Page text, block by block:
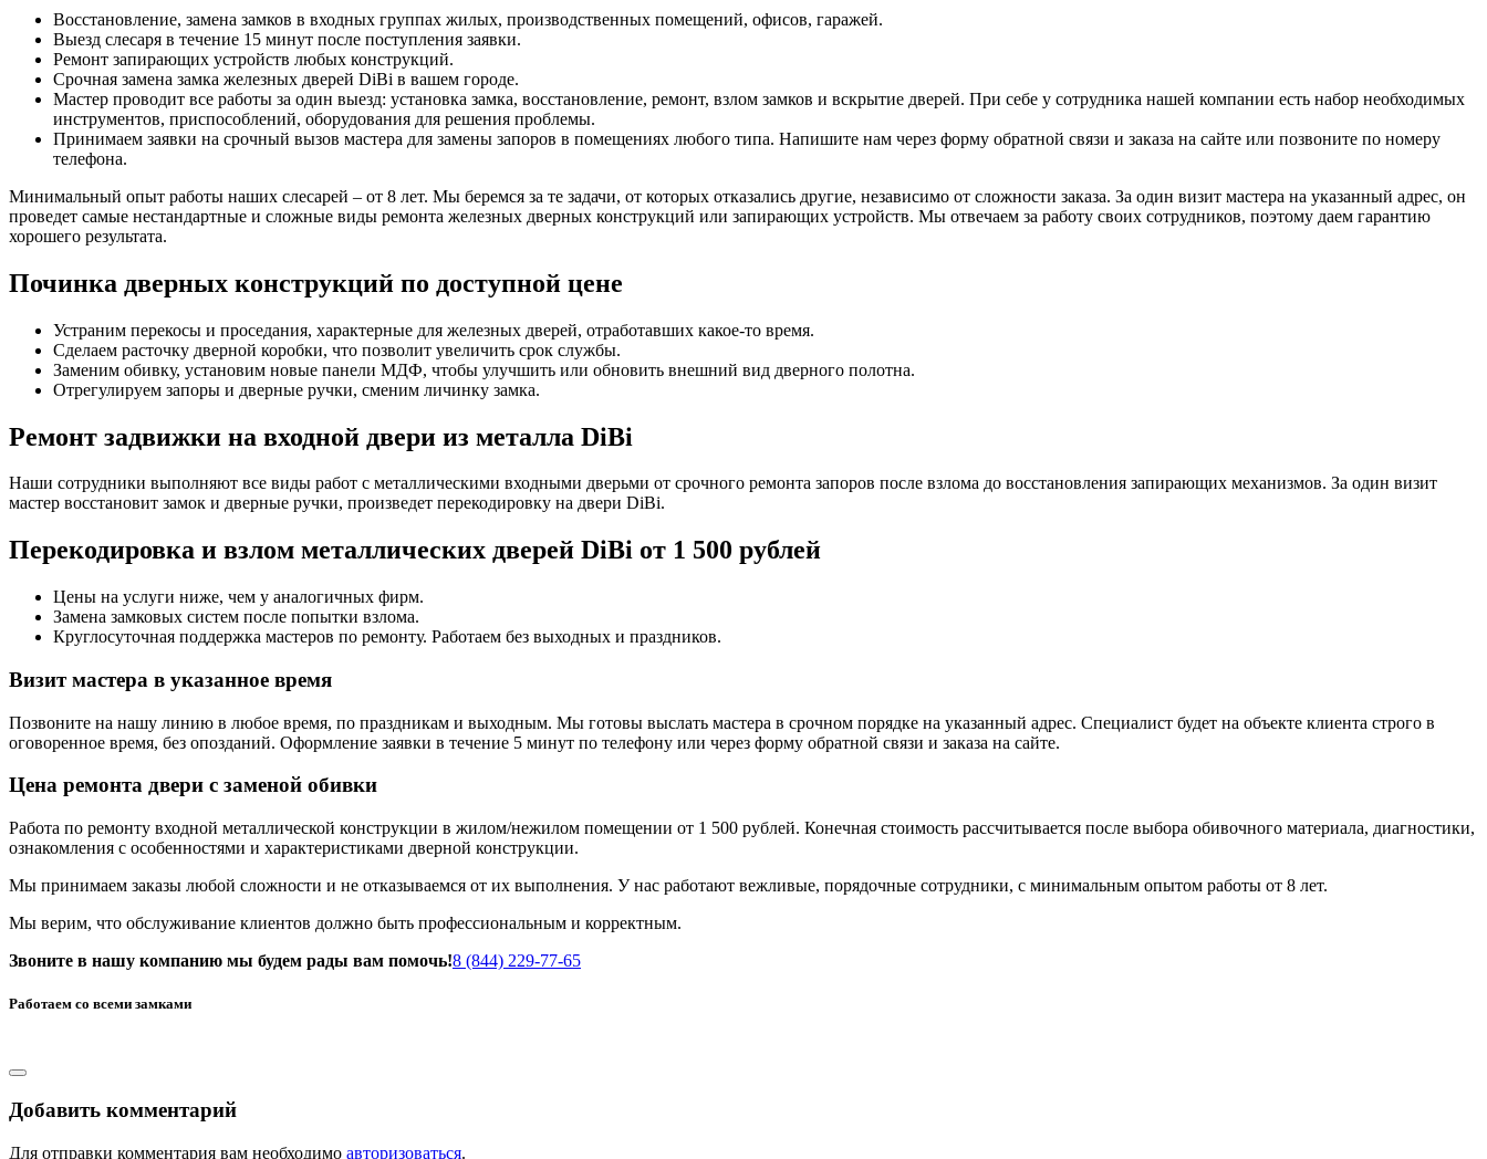
Восстановление, замена замков в входных группах жилых, производственных помещений, офисов, гаражей.
Выезд слесаря в течение 15 минут после поступления заявки.
Ремонт запирающих устройств любых конструкций.
Срочная замена замка железных дверей DiBi в вашем городе.
Мастер проводит все работы за один выезд: установка замка, восстановление, ремонт, взлом замков и вскрытие дверей. При себе у сотрудника нашей компании есть набор необходимых
инструментов, приспособлений, оборудования для решения проблемы.
Принимаем заявки на срочный вызов мастера для замены запоров в помещениях любого типа. Напишите нам через форму обратной связи и заказа на сайте или позвоните по номеру
телефона.
Минимальный опыт работы наших слесарей – от 8 лет. Мы беремся за те задачи, от которых отказались другие, независимо от сложности заказа. За один визит мастера на указанный адрес, он
проведет самые нестандартные и сложные виды ремонта железных дверных конструкций или запирающих устройств. Мы отвечаем за работу своих сотрудников, поэтому даем гарантию
хорошего результата.
Починка дверных конструкций по доступной цене
Устраним перекосы и проседания, характерные для железных дверей, отработавших какое-то время.
Сделаем расточку дверной коробки, что позволит увеличить срок службы.
Заменим обивку, установим новые панели МДФ, чтобы улучшить или обновить внешний вид дверного полотна.
Отрегулируем запоры и дверные ручки, сменим личинку замка.
Ремонт задвижки на входной двери из металла DiBi
Наши сотрудники выполняют все виды работ с металлическими входными дверьми от срочного ремонта запоров после взлома до восстановления запирающих механизмов. За один визит
мастер восстановит замок и дверные ручки, произведет перекодировку на двери DiBi.
Перекодировка и взлом металлических дверей DiBi от 1 500 рублей
Цены на услуги ниже, чем у аналогичных фирм.
Замена замковых систем после попытки взлома.
Круглосуточная поддержка мастеров по ремонту. Работаем без выходных и праздников.
Визит мастера в указанное время
Позвоните на нашу линию в любое время, по праздникам и выходным. Мы готовы выслать мастера в срочном порядке на указанный адрес. Специалист будет на объекте клиента строго в
оговоренное время, без опозданий. Оформление заявки в течение 5 минут по телефону или через форму обратной связи и заказа на сайте.
Цена ремонта двери с заменой обивки
Работа по ремонту входной металлической конструкции в жилом/нежилом помещении от 1 500 рублей. Конечная стоимость рассчитывается после выбора обивочного материала, диагностики,
ознакомления с особенностями и характеристиками дверной конструкции.
Мы принимаем заказы любой сложности и не отказываемся от их выполнения. У нас работают вежливые, порядочные сотрудники, с минимальным опытом работы от 8 лет.
Мы верим, что обслуживание клиентов должно быть профессиональным и корректным.
Звоните в нашу компанию мы будем рады вам помочь!8 (844) 229-77-65
Работаем со всеми замками
Добавить комментарий
Для отправки комментария вам необходимо авторизоваться.